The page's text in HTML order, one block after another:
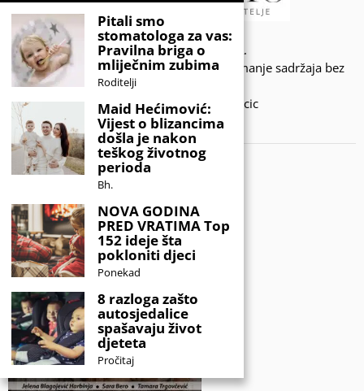
© 2020 - KIDSINFO.BA.
Sva prava zadržana. Zabranjeno preuzimanje sadržaja bez
dozvole izdavača.
Developed by Amar SIjercic
IZAŠAO JE NOVI MAGAZIN!
Pitali smo
stomatologa za vas:
Pravilna briga o
mliječnim zubima
Roditelji
Maid Hećimović:
Vijest o blizancima
došla je nakon
teškog životnog
perioda
Bh.
NOVA GODINA
PRED VRATIMA Top
152 ideje šta
pokloniti djeci
Ponekad
8 razloga zašto
autosjedalice
spašavaju život
djeteta
Pročitaj